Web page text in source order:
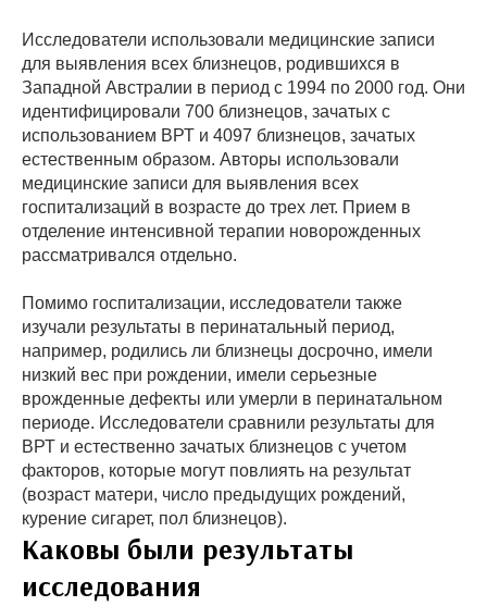
Исследователи использовали медицинские записи
для выявления всех близнецов, родившихся в
Западной Австралии в период с 1994 по 2000 год. Они
идентифицировали 700 близнецов, зачатых с
использованием ВРТ и 4097 близнецов, зачатых
естественным образом. Авторы использовали
медицинские записи для выявления всех
госпитализаций в возрасте до трех лет. Прием в
отделение интенсивной терапии новорожденных
рассматривался отдельно.
Помимо госпитализации, исследователи также
изучали результаты в перинатальный период,
например, родились ли близнецы досрочно, имели
низкий вес при рождении, имели серьезные
врожденные дефекты или умерли в перинатальном
периоде. Исследователи сравнили результаты для
ВРТ и естественно зачатых близнецов с учетом
факторов, которые могут повлиять на результат
(возраст матери, число предыдущих рождений,
курение сигарет, пол близнецов).
Каковы были результаты
исследования